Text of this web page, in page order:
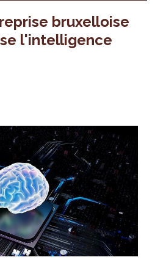
bruxelloise
l'intelligence